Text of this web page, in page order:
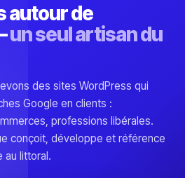
autour de
un seul artisan du
des sites WordPress qui
Google en clients :
professions libérales.
conçoit, développe et référence
littoral.